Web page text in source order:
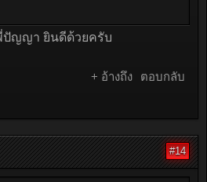
ปัญญา ยินดีด้วยครับ
+ อ้างถึง ตอบกลับ
#14